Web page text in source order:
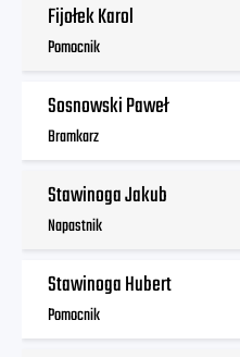
Fijołek Karol
Pomocnik
Sosnowski Paweł
Bramkarz
Stawinoga Jakub
Napastnik
Stawinoga Hubert
Pomocnik